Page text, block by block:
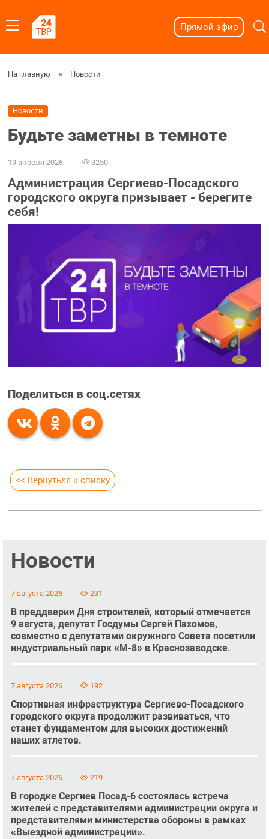
Прямой эфир
На главную Новости
Новости
Будьте заметны в темноте
19 апреля 2026 3250
Администрация Сергиево-Посадского
городского округа призывает - берегите
себя!
Поделиться в соц.сетях
<< Вернуться к списку
Новости
7 августа 2026 231
В преддверии Дня строителей, который отмечается
9 августа, депутат Госдумы Сергей Пахомов,
совместно с депутатами окружного Совета посетили
индустриальный парк «М-8» в Краснозаводске.
7 августа 2026 192
Спортивная инфраструктура Сергиево-Посадского
городского округа продолжит развиваться, что
станет фундаментом для высоких достижений
наших атлетов.
7 августа 2026 219
В городке Сергиев Посад-6 состоялась встреча
жителей с представителями администрации округа и
представителями министерства обороны в рамках
«Выездной администрации».